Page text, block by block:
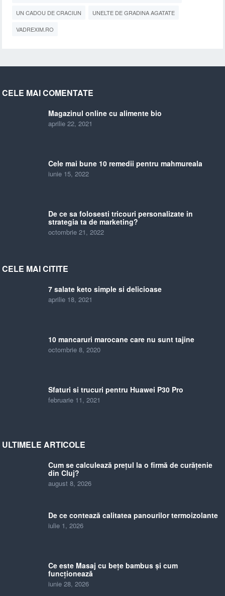
UN CADOU DE CRACIUN UNELTE DE GRADINA AGATATE
VADREXIM.RO
CELE MAI COMENTATE
Magazinul online cu alimente bio
aprilie 22, 2021
Cele mai bune 10 remedii pentru mahmureala
iunie 15, 2022
De ce sa folosesti tricouri personalizate in
strategia ta de marketing?
octombrie 21, 2022
CELE MAI CITITE
7 salate keto simple si delicioase
aprilie 18, 2021
10 mancaruri marocane care nu sunt tajine
octombrie 8, 2020
Sfaturi si trucuri pentru Huawei P30 Pro
februarie 11, 2021
ULTIMELE ARTICOLE
Cum se calculează prețul la o firmă de curățenie
din Cluj?
august 8, 2026
De ce contează calitatea panourilor termoizolante
iulie 1, 2026
Ce este Masaj cu bețe bambus și cum
funcționează
iunie 28, 2026